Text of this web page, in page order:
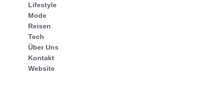
Lifestyle
Mode
Reisen
Tech
Über Uns
Kontakt
Website